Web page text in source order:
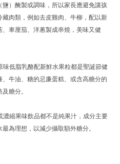
）醃製或調味，所以家長應避免讓孩
肉類，例如去皮雞肉、牛柳，配以新
車厘茄、洋蔥製成串燒，美味又健
低脂乳酪配新鮮水果粒都是聖誕節健
牛油、糖的忌廉蛋糕、或含高糖分的
糖分。
縮果味飲品都不是純果汁，成分主要
為理想，以減少攝取額外糖分。